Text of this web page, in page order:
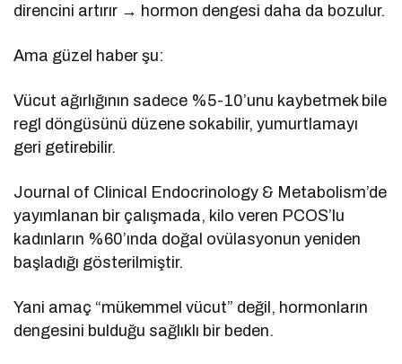
direncini artırır → hormon dengesi daha da bozulur.
Ama güzel haber şu:
Vücut ağırlığının sadece %5-10’unu kaybetmek bile
regl döngüsünü düzene sokabilir, yumurtlamayı
geri getirebilir.
Journal of Clinical Endocrinology & Metabolism’de
yayımlanan bir çalışmada, kilo veren PCOS’lu
kadınların %60’ında doğal ovülasyonun yeniden
başladığı gösterilmiştir.
Yani amaç “mükemmel vücut” değil, hormonların
dengesini bulduğu sağlıklı bir beden.